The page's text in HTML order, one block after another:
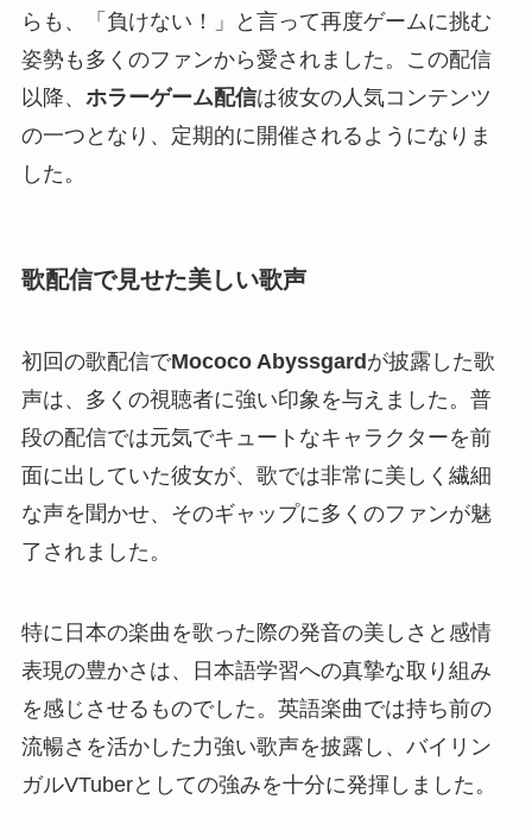
らも、「負けない！」と言って再度ゲームに挑む
姿勢も多くのファンから愛されました。この配信
以降、 ホラーゲーム配信は彼女の人気コンテンツ
の一つとなり、定期的に開催されるようになりま
した。
歌配信で見せた美しい歌声
初回の歌配信でMococo Abyssgard が披露した歌
声は、多くの視聴者に強い印象を与えました。普
段の配信では元気でキュートなキャラクターを前
面に出していた彼女が、歌では非常に美しく繊細
な声を聞かせ、そのギャップに多くのファンが魅
了されました。
特に日本の楽曲を歌った際の発音の美しさと感情
表現の豊かさは、日本語学習への真摯な取り組み
を感じさせるものでした。英語楽曲では持ち前の
流暢さを活かした力強い歌声を披露し、バイリン
ガルVTuberとしての強みを十分に発揮しました。